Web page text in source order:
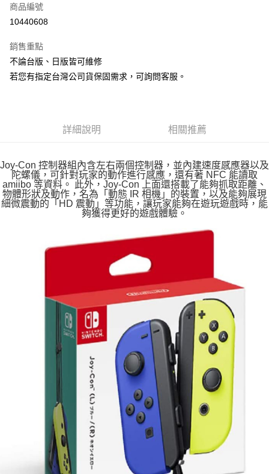
超商取貨付款
Apple Pay
街口支付
運送方式
全家取貨付款
每筆NT$60，滿NT$1,290(含以上)免運費
每筆NT$60，滿NT$1,290(含以上)免運費
每筆NT$60，滿NT$1,290(含以上)免運費
7-11付款後取貨
每筆NT$60，滿NT$1,290(含以上)免運費
7-11取貨(快速到店)
每筆NT$75，滿NT$2,500(含以上)免運費
每筆NT$200，滿NT$1,790(含以上)免運費
每筆NT$200
商品編號
10440608
銷售重點
不論台版、日版皆可維修
若您有指定台灣公司貨保固需求，可詢問客服。
詳細說明 相關推薦
Joy-Con 控制器組內含左右兩個控制器，並內建速度感應器以及
陀螺儀，可針對玩家的動作進行感應，還有著 NFC 能讀取
amiibo 等資料。 此外，Joy-Con 上面還搭載了能夠抓取距離、
物體形狀及動作，名為「動態 IR 相機」的裝置，以及能夠展現
細微震動的「HD 震動」等功能，讓玩家能夠在遊玩遊戲時，能
夠獲得更好的遊戲體驗。